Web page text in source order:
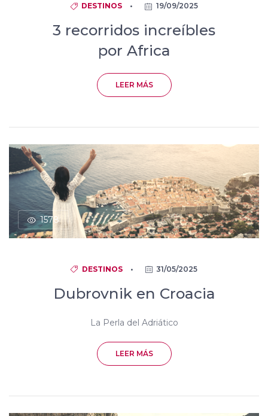
DESTINOS • 19/09/2025
3 recorridos increíbles
por Africa
LEER MÁS
1578
DESTINOS • 31/05/2025
Dubrovnik en Croacia
La Perla del Adriático
LEER MÁS